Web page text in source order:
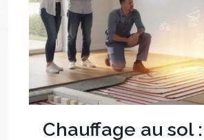
Chauffage au sol :